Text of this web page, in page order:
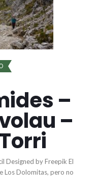
–
–
Designed by Freepik El
Los Dolomitas, pero no